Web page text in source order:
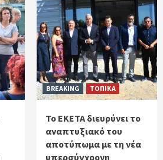
BREAKING ΤΟΠΙΚΑ
Το ΕΚΕΤΑ διευρύνει το
αναπτυξιακό του
αποτύπωμα με τη νέα
υπερσύγχρονη